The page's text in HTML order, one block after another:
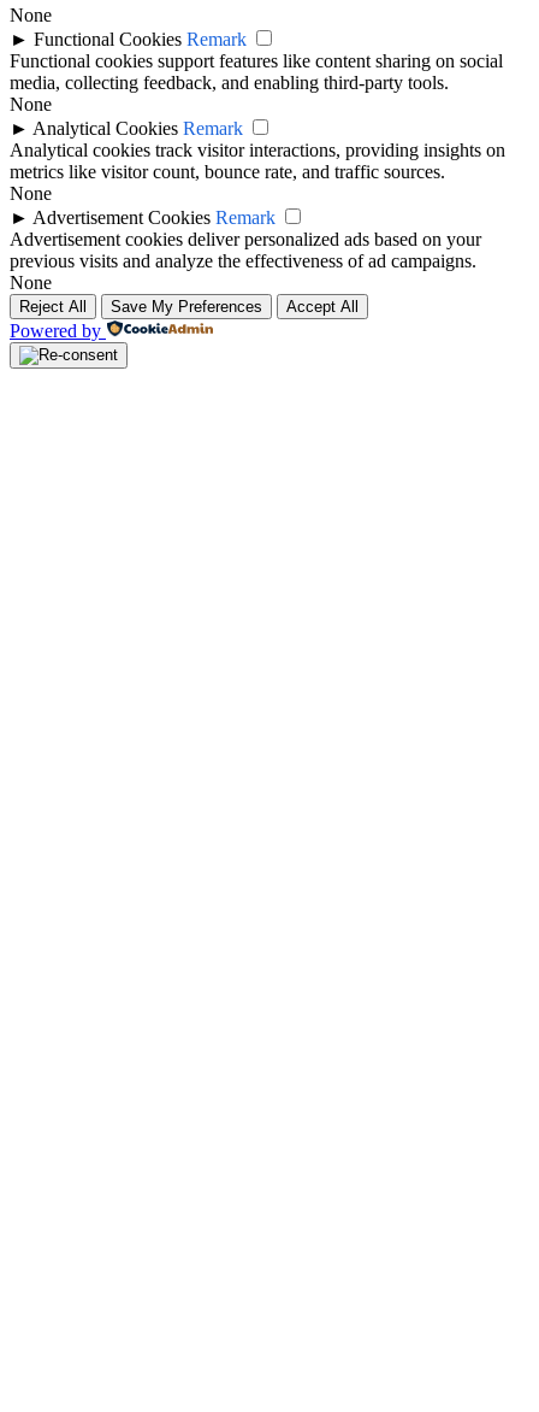
None
► Functional Cookies Remark
Functional cookies support features like content sharing on social
media, collecting feedback, and enabling third-party tools.
None
► Analytical Cookies Remark
Analytical cookies track visitor interactions, providing insights on
metrics like visitor count, bounce rate, and traffic sources.
None
► Advertisement Cookies Remark
Advertisement cookies deliver personalized ads based on your
previous visits and analyze the effectiveness of ad campaigns.
None
Reject All Save My Preferences Accept All
Powered by